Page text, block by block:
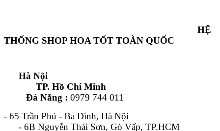
HỆ
THỐNG SHOP HOA TỐT TOÀN QUỐC
Hà Nội
TP. Hồ Chí Minh
Đà Nẵng : 0979 744 011
- 65 Trần Phú - Ba Đình, Hà Nội
- 6B Nguyễn Thái Sơn, Gò Vấp, TP.HCM